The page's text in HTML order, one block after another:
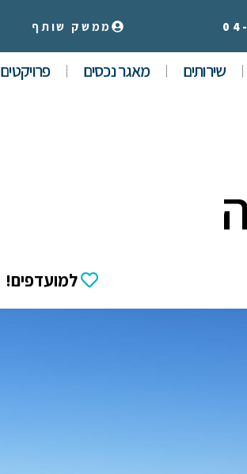
04- ממשק שותף
שירותים מאגר נכסים פרויקטים
למועדפים!